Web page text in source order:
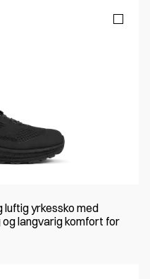
luftig yrkessko med
langvarig komfort for